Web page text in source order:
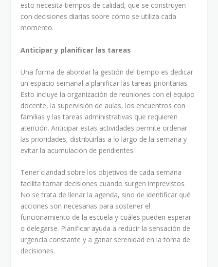
esto necesita tiempos de calidad, que se construyen
con decisiones diarias sobre cómo se utiliza cada
momento.
Anticipar y planificar las tareas
Una forma de abordar la gestión del tiempo es dedicar
un espacio semanal a planificar las tareas prioritarias.
Esto incluye la organización de reuniones con el equipo
docente, la supervisión de aulas, los encuentros con
familias y las tareas administrativas que requieren
atención. Anticipar estas actividades permite ordenar
las prioridades, distribuirlas a lo largo de la semana y
evitar la acumulación de pendientes.
Tener claridad sobre los objetivos de cada semana
facilita tomar decisiones cuando surgen imprevistos.
No se trata de llenar la agenda, sino de identificar qué
acciones son necesarias para sostener el
funcionamiento de la escuela y cuáles pueden esperar
o delegarse. Planificar ayuda a reducir la sensación de
urgencia constante y a ganar serenidad en la toma de
decisiones.